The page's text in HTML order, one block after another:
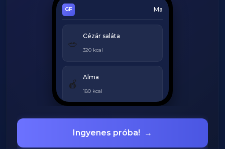
Ma
🥗
Cézár saláta
320 kcal
🍎
Alma
180 kcal
Grillezett csirke
420 kcal
Ingyenes próba! →